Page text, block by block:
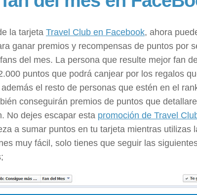
la tarjeta Travel Club en Facebook, ahora
ganar premios y recompensas de puntos por
del mes. La persona que resulte mejor fan
puntos que podrá canjear por los regalos
el resto de personas que estén en el
conseguirán premios de puntos que
No dejes escapar esta promoción de Travel
a sumar puntos en tu tarjeta mientras utilizas
muy fácil, solo tienes que seguir las